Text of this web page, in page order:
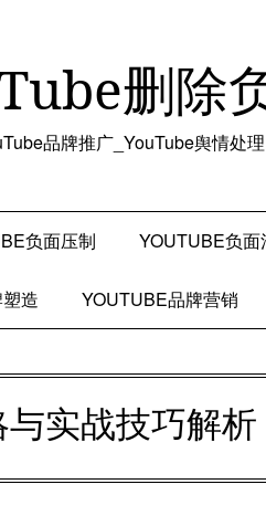
删除
品牌推广_YouTube舆情处理
负面压制 YOUTUBE负面
造 YOUTUBE品牌营销
实战技巧解析